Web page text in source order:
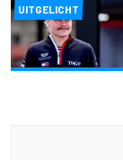
UITGELICHT